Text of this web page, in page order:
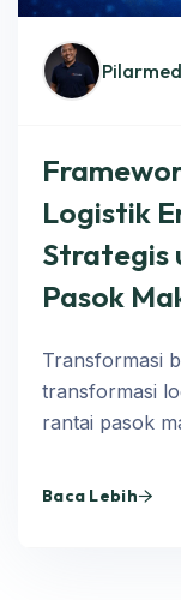
Logistik
Strategis
Pasok
Transformasi
transformasi
rantai pasok
Baca Lebih